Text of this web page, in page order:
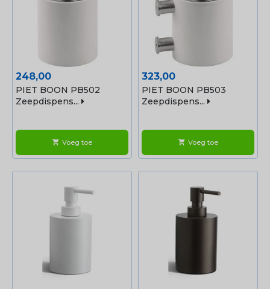
Prijs
248,00
PIET BOON PB502
Zeepdispens...
shopping_cart Voeg toe
Prijs
323,00
PIET BOON PB503
Zeepdispens...
shopping_cart Voeg toe